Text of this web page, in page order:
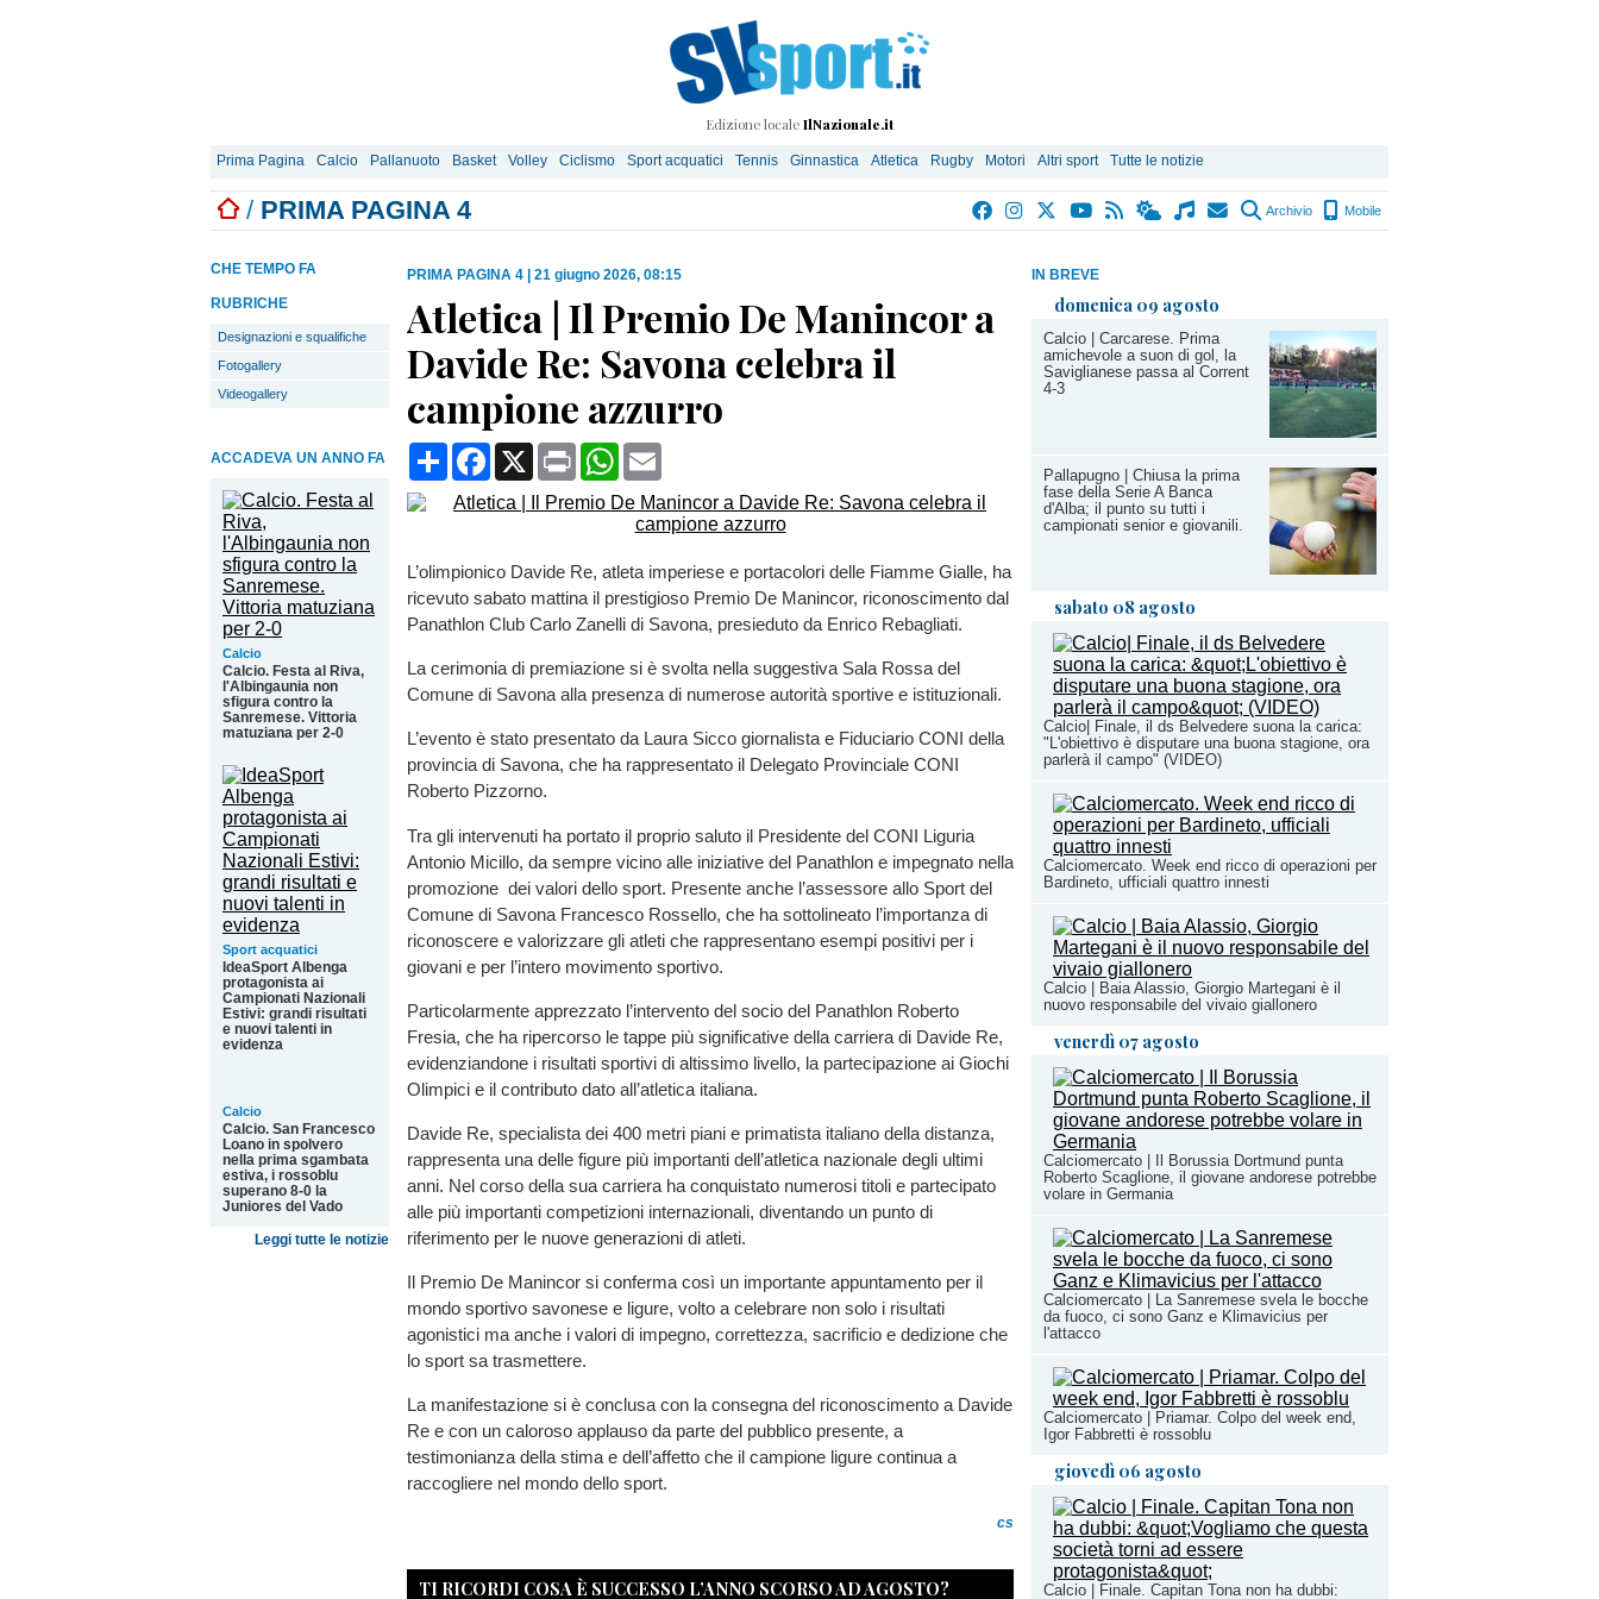
Edizione locale IlNazionale.it
Prima Pagina Calcio Pallanuoto Basket Volley Ciclismo Sport acquatici Tennis Ginnastica Atletica Rugby Motori Altri sport Tutte le notizie
/ PRIMA PAGINA 4 Archivio Mobile
IN BREVE
domenica 09 agosto
Calcio | Carcarese. Prima
amichevole a suon di gol, la
Saviglianese passa al Corrent
4-3
Pallapugno | Chiusa la prima
fase della Serie A Banca
d'Alba; il punto su tutti i
campionati senior e giovanili.
sabato 08 agosto
Calcio| Finale, il ds Belvedere suona la carica:
"L'obiettivo è disputare una buona stagione, ora
parlerà il campo" (VIDEO)
Calciomercato. Week end ricco di operazioni per
Bardineto, ufficiali quattro innesti
Calcio | Baia Alassio, Giorgio Martegani è il
nuovo responsabile del vivaio giallonero
venerdì 07 agosto
Calciomercato | Il Borussia Dortmund punta
Roberto Scaglione, il giovane andorese potrebbe
volare in Germania
Calciomercato | La Sanremese svela le bocche
da fuoco, ci sono Ganz e Klimavicius per
l'attacco
Calciomercato | Priamar. Colpo del week end,
Igor Fabbretti è rossoblu
giovedì 06 agosto
Calcio | Finale. Capitan Tona non ha dubbi:
CHE TEMPO FA
RUBRICHE
Designazioni e squalifiche
Fotogallery
Videogallery
ACCADEVA UN ANNO FA
Calcio
Calcio. Festa al Riva,
l'Albingaunia non
sfigura contro la
Sanremese. Vittoria
matuziana per 2-0
Sport acquatici
IdeaSport Albenga
protagonista ai
Campionati Nazionali
Estivi: grandi risultati
e nuovi talenti in
evidenza
Calcio
Calcio. San Francesco
Loano in spolvero
nella prima sgambata
estiva, i rossoblu
superano 8-0 la
Juniores del Vado
Leggi tutte le notizie
PRIMA PAGINA 4 21 giugno 2026, 08:15
Atletica | Il Premio De Manincor a
Davide Re: Savona celebra il
campione azzurro
CondividiFacebook
X Print WhatsApp
L’olimpionico Davide Re, atleta imperiese e portacolori delle Fiamme Gialle, ha
ricevuto sabato mattina il prestigioso Premio De Manincor, riconoscimento dal
Panathlon Club Carlo Zanelli di Savona, presieduto da Enrico Rebagliati.
La cerimonia di premiazione si è svolta nella suggestiva Sala Rossa del
Comune di Savona alla presenza di numerose autorità sportive e istituzionali.
L’evento è stato presentato da Laura Sicco giornalista e Fiduciario CONI della
provincia di Savona, che ha rappresentato il Delegato Provinciale CONI
Roberto Pizzorno.
Tra gli intervenuti ha portato il proprio saluto il Presidente del CONI Liguria
Antonio Micillo, da sempre vicino alle iniziative del Panathlon e impegnato nella
promozione dei valori dello sport. Presente anche l’assessore allo Sport del
Comune di Savona Francesco Rossello, che ha sottolineato l’importanza di
riconoscere e valorizzare gli atleti che rappresentano esempi positivi per i
giovani e per l’intero movimento sportivo.
Particolarmente apprezzato l’intervento del socio del Panathlon Roberto
Fresia, che ha ripercorso le tappe più significative della carriera di Davide Re,
evidenziandone i risultati sportivi di altissimo livello, la partecipazione ai Giochi
Olimpici e il contributo dato all’atletica italiana.
Davide Re, specialista dei 400 metri piani e primatista italiano della distanza,
rappresenta una delle figure più importanti dell’atletica nazionale degli ultimi
anni. Nel corso della sua carriera ha conquistato numerosi titoli e partecipato
alle più importanti competizioni internazionali, diventando un punto di
riferimento per le nuove generazioni di atleti.
Il Premio De Manincor si conferma così un importante appuntamento per il
mondo sportivo savonese e ligure, volto a celebrare non solo i risultati
agonistici ma anche i valori di impegno, correttezza, sacrificio e dedizione che
lo sport sa trasmettere.
La manifestazione si è conclusa con la consegna del riconoscimento a Davide
Re e con un caloroso applauso da parte del pubblico presente, a
testimonianza della stima e dell’affetto che il campione ligure continua a
raccogliere nel mondo dello sport.
cs
TI RICORDI COSA È SUCCESSO L’ANNO SCORSO AD AGOSTO?